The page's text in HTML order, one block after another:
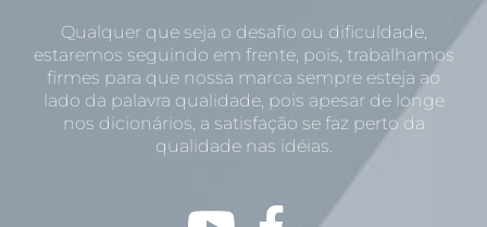
Qualquer que seja o desafio ou dificuldade,
estaremos seguindo em frente, pois, trabalhamos
firmes para que nossa marca sempre esteja ao
lado da palavra qualidade, pois apesar de longe
nos dicionários, a satisfação se faz perto da
qualidade nas idéias.